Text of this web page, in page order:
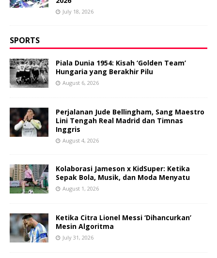
July 18, 2026
SPORTS
Piala Dunia 1954: Kisah ‘Golden Team’
Hungaria yang Berakhir Pilu
August 6, 2026
Perjalanan Jude Bellingham, Sang Maestro
Lini Tengah Real Madrid dan Timnas
Inggris
August 4, 2026
Kolaborasi Jameson x KidSuper: Ketika
Sepak Bola, Musik, dan Moda Menyatu
August 1, 2026
Ketika Citra Lionel Messi ‘Dihancurkan’
Mesin Algoritma
July 31, 2026